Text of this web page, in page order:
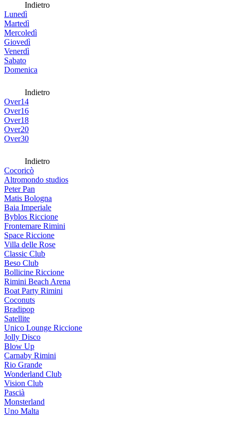
Indietro
Lunedì
Martedì
Mercoledì
Giovedì
Venerdì
Sabato
Domenica
Indietro
Over14
Over16
Over18
Over20
Over30
Indietro
Cocoricò
Altromondo studios
Peter Pan
Matis Bologna
Baia Imperiale
Byblos Riccione
Frontemare Rimini
Space Riccione
Villa delle Rose
Classic Club
Beso Club
Bollicine Riccione
Rimini Beach Arena
Boat Party Rimini
Coconuts
Bradipop
Satellite
Unico Lounge Riccione
Jolly Disco
Blow Up
Carnaby Rimini
Rio Grande
Wonderland Club
Vision Club
Pascià
Monsterland
Uno Malta